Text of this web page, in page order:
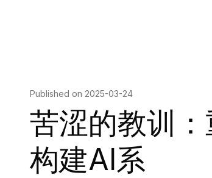
Published on 2025-03-24
苦涩的教训
构建AI系